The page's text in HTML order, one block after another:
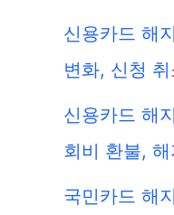
신용카드 해
변화, 신청
신용카드 해
회비 환불, 해
국민카드 해